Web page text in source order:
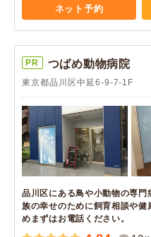
ネット予約
PR つばめ動物病院
東京都品川区中延6-9-7-1F
品川区にある鳥や小動物の専
族の幸せのために飼育相談や
めまずはお電話ください。